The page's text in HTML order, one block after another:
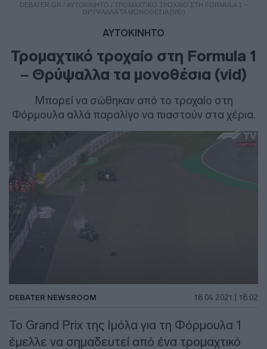
DEBATER.GR / ΑΥΤΟΚΙΝΗΤΟ / ΤΡΟΜΑΧΤΙΚΌ ΤΡΟΧΑΊΟ ΣΤΗ FORMULA 1 –
ΘΡΎΨΑΛΛΑ ΤΑ ΜΟΝΟΘΈΣΙΑ (VID)
ΑΥΤΟΚΙΝΗΤΟ
Τρομαχτικό τροχαίο στη Formula 1
– Θρύψαλλα τα μονοθέσια (vid)
Μπορεί να σώθηκαν από το τροχαίο στη
Φόρμουλα αλλά παραλίγο να πιαστούν στα χέρια.
DEBATER NEWSROOM 18.04.2021 | 18:02
Το Grand Prix της Ιμόλα για τη Φόρμουλα 1
έμελλε να σημαδευτεί από ένα τρομαχτικό